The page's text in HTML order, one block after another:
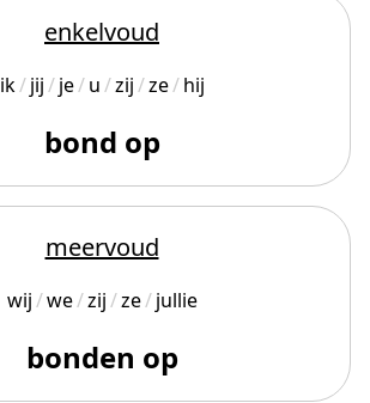
enkelvoud
ik jij je u zij ze hij
bond op
meervoud
wij we zij ze jullie
bonden op